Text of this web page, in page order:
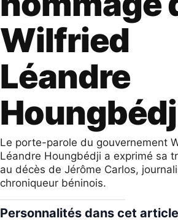
Wilfried
Léandre
Le porte-parole du gouvernement
Léandre Houngbédji a exprimé sa
au décès de Jérôme Carlos,
chroniqueur béninois.
Personnalités dans cet article